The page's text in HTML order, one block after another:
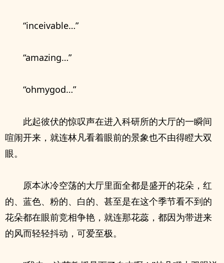
“inceivable…”
“amazing…”
“ohmygod…”
此起彼伏的惊叹声在进入科研所的大厅的一瞬间
喧闹开来，就连林凡看着眼前的景象也不由得瞪大双
眼。
原本冰冷空荡的大厅里面全都是盛开的花朵，红
的、蓝色、粉的、白的、甚至是在这个季节看不到的
花朵都在眼前竞相争艳，就连那花蕊，都因为带进来
的风而轻轻抖动，可爱至极。